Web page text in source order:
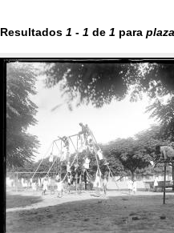
Resultados 1 - 1 de 1 para